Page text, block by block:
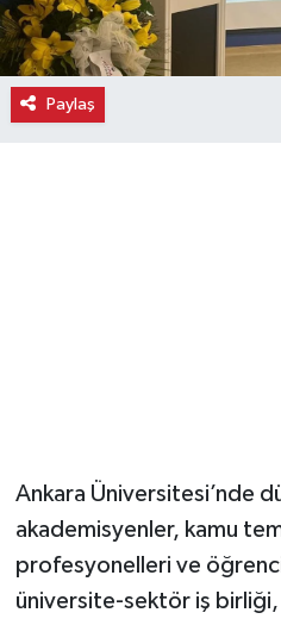
Paylaş
Ankara Üniversitesi’nde
akademisyenler, kamu
profesyonelleri ve
üniversite-sektör iş birliği,
Magazin
Resmi İlanlar
Spor
Vasıta
Yaşam